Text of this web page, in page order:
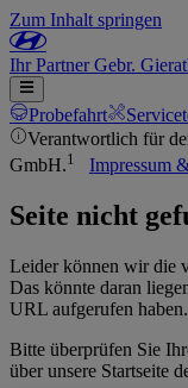
Zum Inhalt springen
IhrPartnerGebr.
Probefahrt
Verantwortlich für
GmbH.1 Impressum
Seite nicht
Leider können wir die
Das könnte daran
URL aufgerufen haben.
Bitte überprüfen Sie
über unsere Startseite